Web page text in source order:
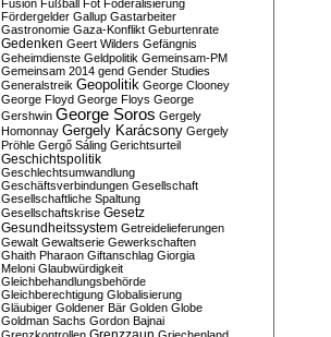
Fusion Fußball Fót Föderalisierung
Fördergelder Gallup Gastarbeiter
Gastronomie Gaza-Konflikt Geburtenrate
Gedenken Geert Wilders Gefängnis
Geheimdienste Geldpolitik Gemeinsam-PM
Gemeinsam 2014 gend Gender Studies
Generalstreik Geopolitik George Clooney
George Floyd George Floys George
Gershwin George Soros Gergely
Homonnay Gergely Karácsony Gergely
Pröhle Gergő Sáling Gerichtsurteil
Geschichtspolitik
Geschlechtsumwandlung
Geschäftsverbindungen Gesellschaft
Gesellschaftliche Spaltung
Gesellschaftskrise Gesetz
Gesundheitssystem Getreidelieferungen
Gewalt Gewaltserie Gewerkschaften
Ghaith Pharaon Giftanschlag Giorgia
Meloni Glaubwürdigkeit
Gleichbehandlungsbehörde
Gleichberechtigung Globalisierung
Gläubiger Goldener Bär Golden Globe
Goldman Sachs Gordon Bajnai